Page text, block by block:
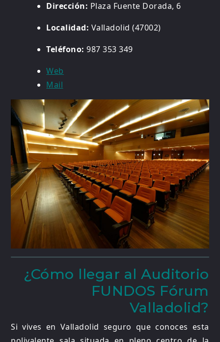
Dirección: Plaza Fuente Dorada, 6
Localidad: Valladolid (47002)
Teléfono:987 353 349
Web
Mail
¿Cómo llegar al Auditorio
FUNDOS Fórum
Valladolid?
Si vives en Valladolid seguro que conoces esta